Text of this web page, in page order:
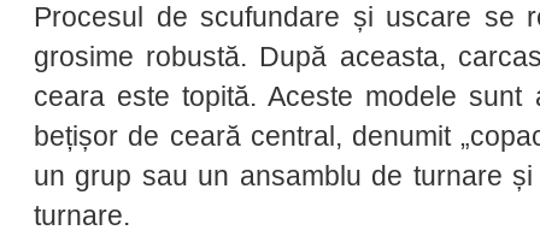
Procesul de scufundare și uscare se
grosime robustă. După aceasta,
ceara este topită. Aceste modele sunt
bețișor de ceară central, denumit
un grup sau un ansamblu de turnare
turnare.